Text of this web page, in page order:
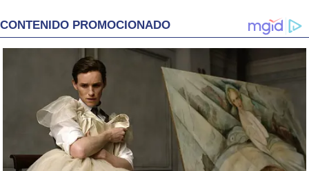
CONTENIDO PROMOCIONADO